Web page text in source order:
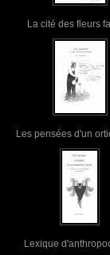
La cité des fleurs
Les pensées d'un
Lexique